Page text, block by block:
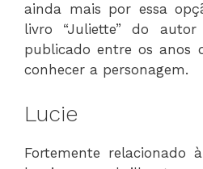
ainda mais por essa
livro “Juliette” do autor
publicado entre os anos
conhecer a personagem.
Lucie
Fortemente relacionado